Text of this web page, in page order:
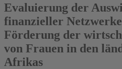
Evaluierung der
finanzieller
Förderung der
von Frauen in den
Afrikas